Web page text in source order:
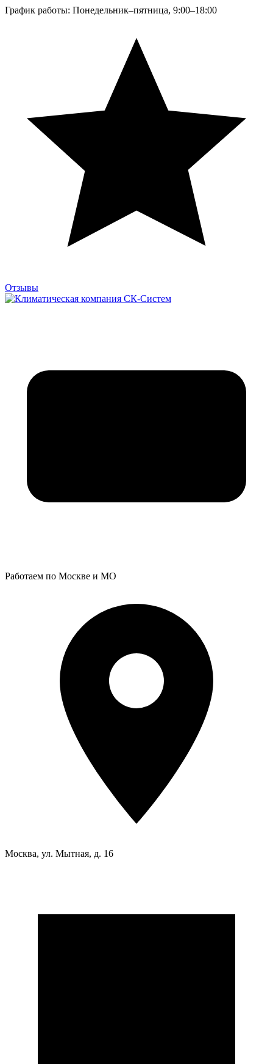
График работы: Понедельник–пятница, 9:00–18:00
Отзывы
Работаем по Москве и МО
Москва, ул. Мытная, д. 16